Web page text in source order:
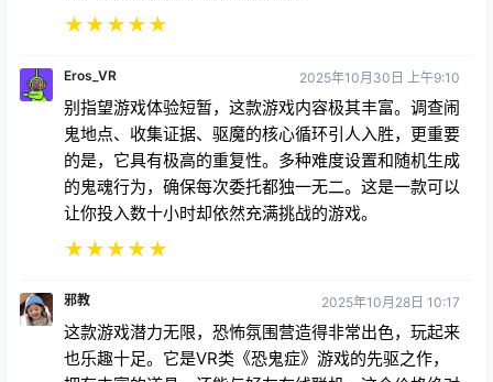
★★★★★
Eros_VR 2025年10月30日 上午9:10
别指望游戏体验短暂，这款游戏内容极其丰富。调查闹
鬼地点、收集证据、驱魔的核心循环引人入胜，更重要
的是，它具有极高的重复性。多种难度设置和随机生成
的鬼魂行为，确保每次委托都独一无二。这是一款可以
让你投入数十小时却依然充满挑战的游戏。
★★★★★
邪教 2025年10月28日 10:17
这款游戏潜力无限，恐怖氛围营造得非常出色，玩起来
也乐趣十足。它是VR类《恐鬼症》游戏的先驱之作，